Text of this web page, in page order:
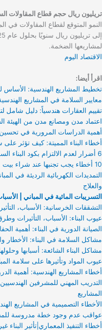
تريليون ريال حجم قطاع المقاولات
النمو المتوقع لقطاع المقاولات
لمشاريعها الضخمة.
الاقتصاد اليوم
اقرأ أيضا:
تخطيط المشاريع الهندسية: الأساس
معايير السلامة في المشاريع
تقييم العقارات هندسياً: دليل شامل
اعتماد مدن ومصانع مدن من الهيئة
أهمية الدراسات المرورية في تحسين
أخطاء البناء المميتة: كيف تؤثر على
6 أضرار لعدم الالتزام بكود البناء السعودي
10 أخطاء يجب تجنبها عند شراء بيت جديد
التمديدات الكهربائية الرديئة في
والعلاج
التسريبات المائية في المباني |
التشققات الخرسانية: الأسباب،
عيوب البناء: الأسباب، التأثيرات
الصيانة الدورية في البناء: أهمية
مشاكل السلامة في البناء: الأخطار
مشاكل البناء الشائعة: أسبابها
عيوب المواد وتأثيرها على سلامة
أخطاء المشاريع الهندسية: أهمية
التدريب المهني للمشرفين
المشاريع
الأخطاء التصميمية في المشاريع
عواقب عدم وجود خطة مدروسة
أخطاء التنفيذ المعماري|تأثير البناء